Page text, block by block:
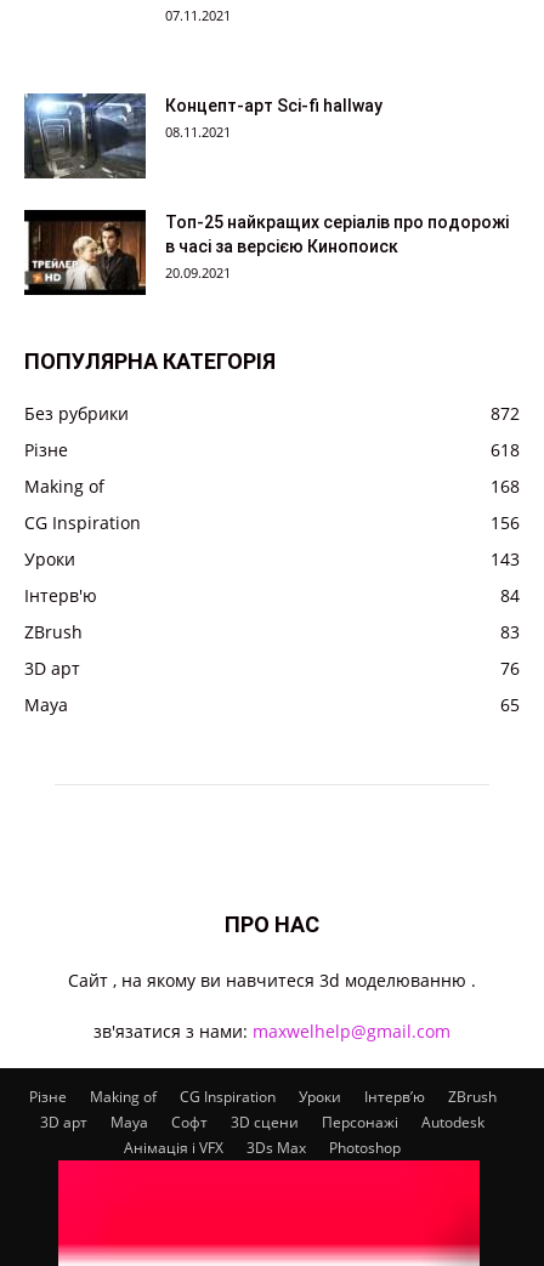
07.11.2021
Концепт-арт Sci-fi hallway
08.11.2021
Топ-25 найкращих серіалів про подорожі
в часі за версією Кинопоиск
20.09.2021
ПОПУЛЯРНА КАТЕГОРІЯ
Без рубрики
872
Різне
618
Making of
168
CG Inspiration
156
Уроки
143
Інтерв'ю
84
ZBrush
83
3D арт
76
Maya
65
ПРО НАС
Cайт , на якому ви навчитеся 3d моделюванню .
зв'язатися з нами: maxwelhelp@gmail.com
Різне Making of CG Inspiration Уроки Інтерв’ю
ZBrush
3D арт
Maya Софт 3D сцени Персонажі
Autodesk
Анімація і VFX
3Ds Max Photoshop